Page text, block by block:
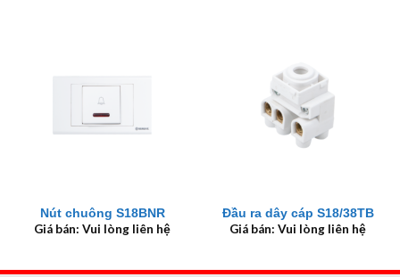
Nút chuông S18BNR
Giá bán: Vui lòng liên hệ
Đầu ra dây cáp S18/38TB
Giá bán: Vui lòng liên hệ